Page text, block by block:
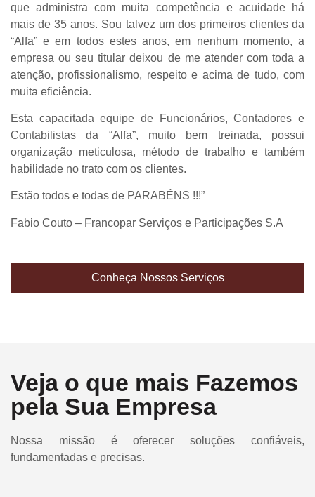
que administra com muita competência e acuidade há
mais de 35 anos. Sou talvez um dos primeiros clientes da
“Alfa” e em todos estes anos, em nenhum momento, a
empresa ou seu titular deixou de me atender com toda a
atenção, profissionalismo, respeito e acima de tudo, com
muita eficiência.
Esta capacitada equipe de Funcionários, Contadores e
Contabilistas da “Alfa”, muito bem treinada, possui
organização meticulosa, método de trabalho e também
habilidade no trato com os clientes.
Estão todos e todas de PARABÉNS !!!”
Fabio Couto – Francopar Serviços e Participações S.A
Conheça Nossos Serviços
Veja o que mais Fazemos
pela Sua Empresa
Nossa missão é oferecer soluções confiáveis,
fundamentadas e precisas.